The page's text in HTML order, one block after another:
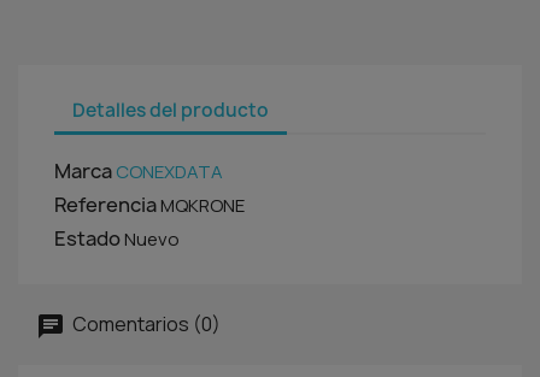
Detalles del producto
MarcaCONEXDATA
ReferenciaMQKRONE
EstadoNuevo
Comentarios (0)